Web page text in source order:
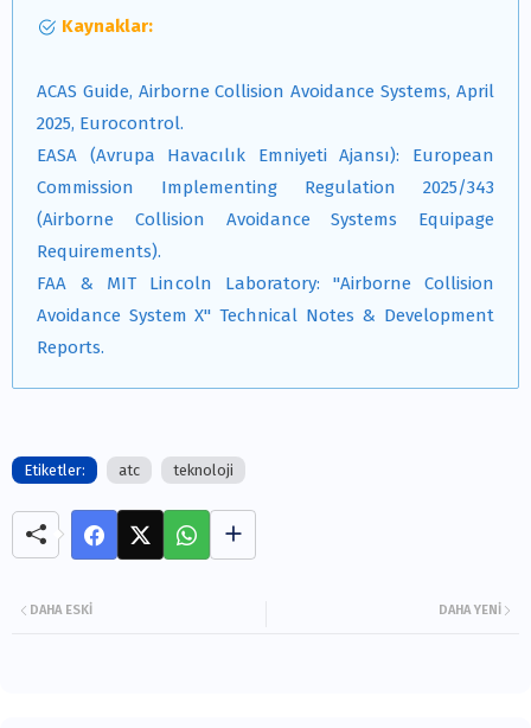
Kaynaklar:
ACAS Guide, Airborne Collision Avoidance Systems, April
2025, Eurocontrol.
EASA (Avrupa Havacılık Emniyeti Ajansı): European
Commission Implementing Regulation 2025/343
(Airborne Collision Avoidance Systems Equipage
Requirements).
FAA & MIT Lincoln Laboratory: "Airborne Collision
Avoidance System X" Technical Notes & Development
Reports.
Etiketler: atc teknoloji
DAHA YENI
DAHA ESKI